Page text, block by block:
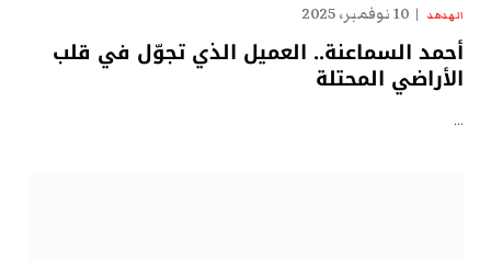
الهدهد 10 نوفمبر، 2025
أحمد السماعنة.. العميل الذي تجوّل في قلب
الأراضي المحتلة
…